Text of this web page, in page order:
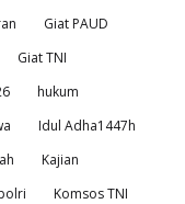
Giat PAUD
Giat TNI
hukum
Idul Adha1447h
Kajian
Komsos TNI